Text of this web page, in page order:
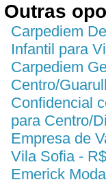
Outras
Carpediem
Infantil para
Carpediem
Centro/
Confidencial
para Centro/
Empresa de
Vila Sofia -
Emerick